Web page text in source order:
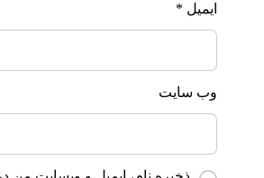
ایمیل *
وب‌ سایت